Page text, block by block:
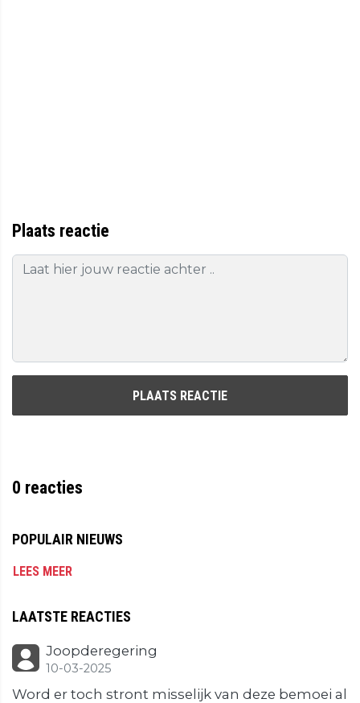
Plaats reactie
PLAATS REACTIE
0 reacties
POPULAIR NIEUWS
LEES MEER
LAATSTE REACTIES
Joopderegering
10-03-2025
Word er toch stront misselijk van deze bemoei al